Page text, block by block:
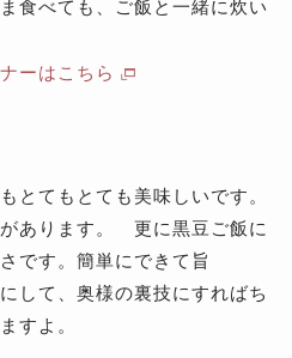
食べても、ご飯と一緒に炊い
ーはこちら
とてもとても美味しいです。
あります。 更に黒豆ご飯に
です。簡単にできて旨
して、奥様の裏技にすればち
すよ。